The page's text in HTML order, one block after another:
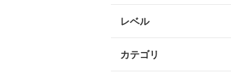
レベル
カテゴリ